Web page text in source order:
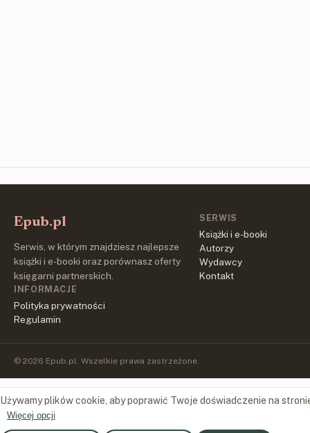
Epub.pl
Serwis, w którym znajdziesz najlepsze
książki i e-booki oraz porównasz oferty
księgarni partnerskich.
SERWIS
Książki i e-booki
Autorzy
Wydawcy
Kontakt
INFORMACJE
Polityka prywatności
Regulamin
© 2026 Epub.pl. Wszelkie prawa zastrzeżone.
Używamy plików cookie, aby poprawić Twoje doświadczenie na
Więcej opcji